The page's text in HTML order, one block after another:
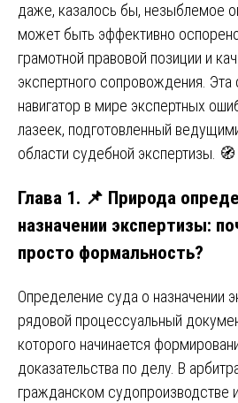
даже, казалось бы, незыблемое
может быть эффективно
грамотной правовой позиции и
экспертного сопровождения. Эта
навигатор в мире экспертных
лазеек, подготовленный
области судебной экспертизы.
Глава 1. 📌 Природа
назначении экспертизы:
просто формальность?
Определение суда о назначении
рядовой процессуальный
которого начинается
доказательства по делу. В
гражданском судопроизводстве